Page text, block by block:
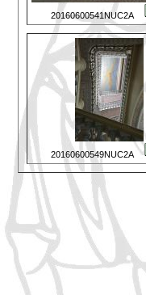
20160600541NUC2A
20160600549NUC2A